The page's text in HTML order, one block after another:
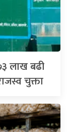
लाख बढी
चुक्ता